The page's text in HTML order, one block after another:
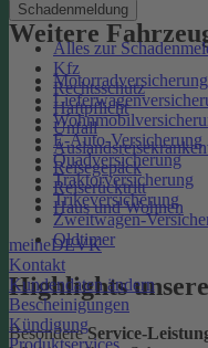
Schadenmeldung
Alles zur
Kfz
Rechtsschutz
Haftpflicht
Unfall
Reisegepäck
Reiserücktritt
Haus und Wohnen
meineDEVK
Kontakt
Kundendaten ändern
Bescheinigungen
Kündigung
Produktservices
Weitere
Motorradversicherung
E-Auto-Versicherung
Quadversicherung
Traktorversicherung
Trikeversicherung
Zweitwagen-
Oldtimer
Highlights
BesondereService-